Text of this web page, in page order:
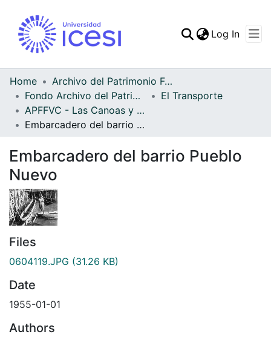
Statistics
Log In
Home
Archivo del Patrimonio Fotográfico y Fílmico del Valle del Cauca
Fondo Archivo del Patrimonio Fotográfico y Fílmico del Valle del Cauca
El Transporte
APFFVC - Las Canoas y Balsas - Patrimonial
Embarcadero del barrio Pueblo Nuevo
Embarcadero del barrio Pueblo
Nuevo
Files
0604119.JPG (31.26 KB)
Date
1955-01-01
Authors